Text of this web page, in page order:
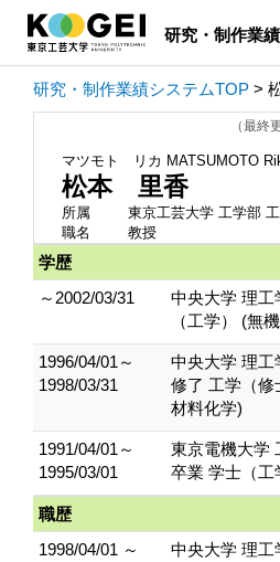
研究・制作業
研究・制作業績システムTOP >
（最終
マツモト リカ MATSUMOTO
松本 里香
所属
東京工芸大学 工学部
職名
教授
学歴
～2002/03/31
中央大学 理工
（工学） (無
1996/04/01～
1998/03/31
中央大学 理工
修了 工学（修
材料化学)
1991/04/01～
1995/03/01
東京電機大学
卒業 学士（工
職歴
1998/04/01 ～
中央大学 理工